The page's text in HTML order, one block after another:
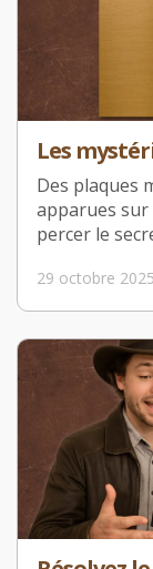
Les
Des plaques
apparues sur
percer le
29 octobre 2025